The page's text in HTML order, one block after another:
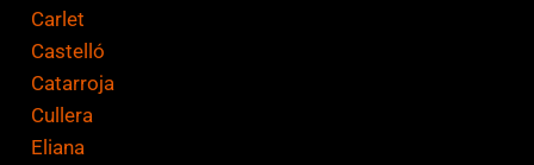
Carlet
Castelló
Catarroja
Cullera
Eliana